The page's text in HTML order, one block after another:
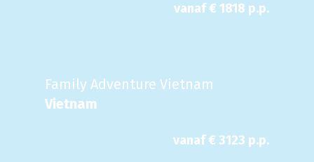
vanaf € 1818 p.p.
Family Adventure Vietnam
Vietnam
vanaf € 3123 p.p.